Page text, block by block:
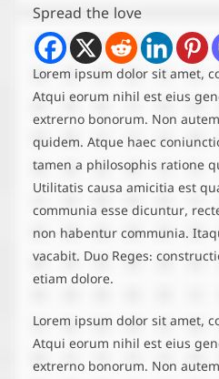
Spread the love
Lorem ipsum dolor sit amet,
Atqui eorum nihil est eius
extrerno bonorum. Non
quidem. Atque haec
tamen a philosophis ratione
Utilitatis causa amicitia est
communia esse dicuntur,
non habentur communia.
vacabit. Duo Reges:
etiam dolore.
Lorem ipsum dolor sit amet,
Atqui eorum nihil est eius
extrerno bonorum. Non